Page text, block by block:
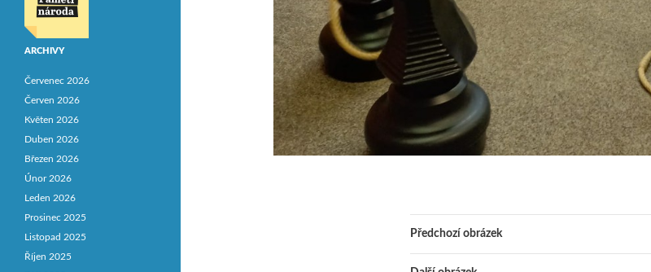
Předchozí obrázek
ARCHIVY
Červenec 2026
Červen 2026
Květen 2026
Duben 2026
Březen 2026
Únor 2026
Leden 2026
Prosinec 2025
Listopad 2025
Říjen 2025